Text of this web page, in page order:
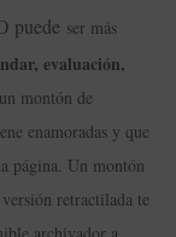
puede ser más
evaluación,
montón de
enamoradas y que
página. Un montón
retractilada te